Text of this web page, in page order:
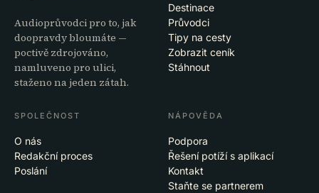
Audioprůvodci pro to, jak
doopravdy bloumáte —
poctivě zdrojováno,
namluveno pro ulici,
staženo na jeden zátah.
Destinace
Průvodci
Tipy na cesty
Zobrazit ceník
Stáhnout
SPOLEČNOST
O nás
Redakční proces
Poslání
NÁPOVĚDA
Podpora
Řešení potíží s aplikací
Kontakt
Staňte se partnerem